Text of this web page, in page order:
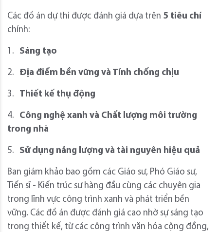
Các đồ án dự thi được đánh giá dựa trên 5 tiêu chí
chính:
1. Sáng tạo
2. Địa điểm bền vững và Tính chống chịu
3. Thiết kế thụ động
4. Công nghệ xanh và Chất lượng môi trường
trong nhà
5. Sử dụng năng lượng và tài nguyên hiệu quả
Ban giám khảo bao gồm các Giáo sư, Phó Giáo sư,
Tiến sĩ - Kiến trúc sư hàng đầu cùng các chuyên gia
trong lĩnh vực công trình xanh và phát triển bền
vững. Các đồ án được đánh giá cao nhờ sự sáng tạo
trong thiết kế, từ các công trình văn hóa cộng đồng,